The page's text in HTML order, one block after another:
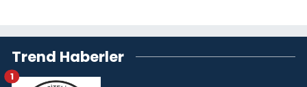
Trend Haberler
1